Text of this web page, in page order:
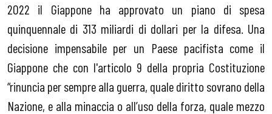
2022 il Giappone ha approvato un piano di spesa
quinquennale di 313 miliardi di dollari per la difesa. Una
decisione impensabile per un Paese pacifista come il
Giappone che con l'articolo 9 della propria Costituzione
“rinuncia per sempre alla guerra, quale diritto sovrano della
Nazione, e alla minaccia o all’uso della forza, quale mezzo